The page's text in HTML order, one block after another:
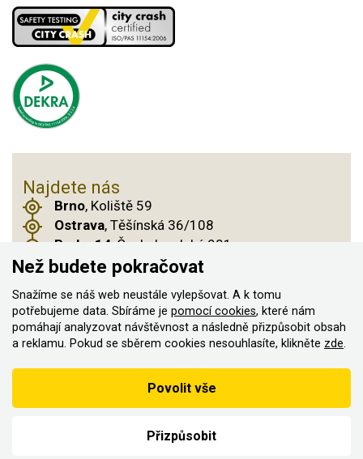
Najdete nás
Brno, Koliště 59
Ostrava, Těšínská 36/108
Praha 14, Českobrodská 901
© 2011–2026 ASN Hakr Brno. Všechna práva
vyhrazena
Vytvořilo
Podle zákona o evidenci tržeb je prodávající povinen vystavit
line; v případě technického výpadku pak nejpozději do 48 hodin.
Než budete pokračovat
Snažíme se náš web neustále vylepšovat. A k tomu
potřebujeme data. Sbíráme je pomocí cookies, které nám
pomáhají analyzovat návštěvnost a následně přizpůsobit obsah
a reklamu. Pokud se sběrem cookies nesouhlasíte, klikněte zde.
Přizpůsobit
Povolit vše